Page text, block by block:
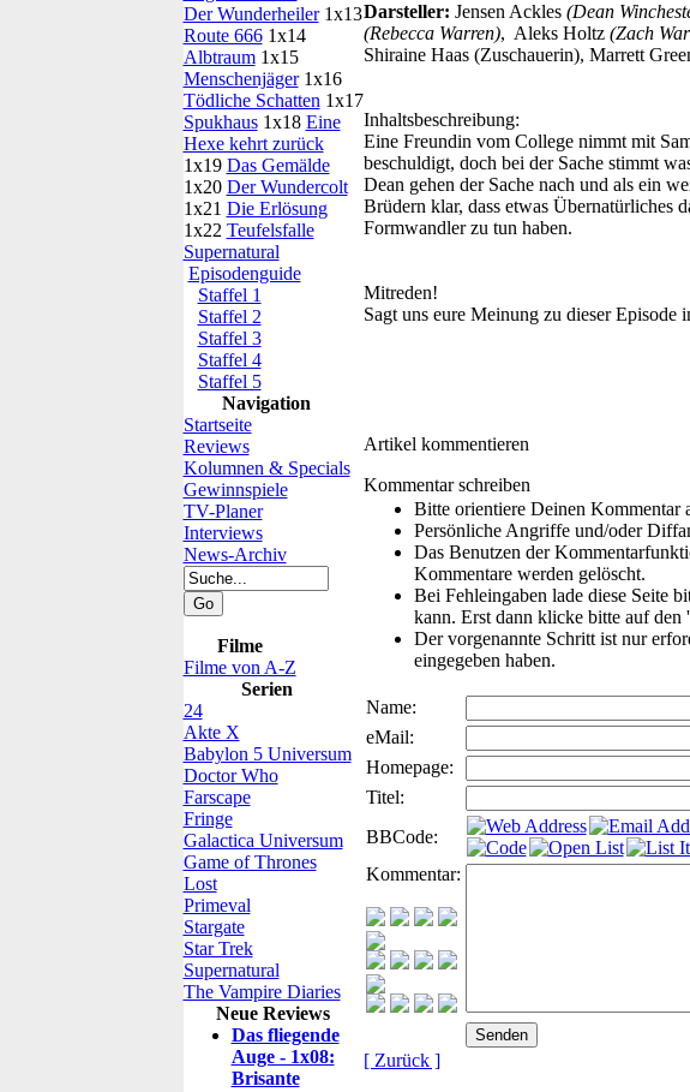
Der Wunderheiler1x13
Route 6661x14
Albtraum1x15
Menschenjäger1x16
Tödliche Schatten 1x17
Spukhaus1x18 Eine
Hexe kehrt zurück
1x19 Das Gemälde
1x20 Der Wundercolt
1x21 Die Erlösung
1x22 Teufelsfalle
Supernatural
Episodenguide
Staffel 1
Staffel 2
Staffel 3
Staffel 4
Staffel 5
Navigation
Startseite
Reviews
Kolumnen & Specials
Gewinnspiele
TV-Planer
Interviews
News-Archiv
Filme
Filme von A-Z
Serien
24
Akte X
Babylon 5 Universum
Doctor Who
Farscape
Fringe
Galactica Universum
Game of Thrones
Lost
Primeval
Stargate
Star Trek
Supernatural
The Vampire Diaries
Neue Reviews
Das fliegende
Auge - 1x08:
Brisante
Darsteller: Jensen Ackles (Dean
(Rebecca Warren), Aleks Holtz (Zach
Shiraine Haas (Zuschauerin), Marrett
Inhaltsbeschreibung:
Eine Freundin vom College nimmt mit
beschuldigt, doch bei der Sache stimmt
Dean gehen der Sache nach und als ein
Brüdern klar, dass etwas Übernatürliches
Formwandler zu tun haben.
Mitreden!
Sagt uns eure Meinung zu dieser Episode
Artikel kommentieren
Kommentar schreiben
Bitte orientiere Deinen Kommentar
Persönliche Angriffe und/oder
Das Benutzen der
Kommentare werden gelöscht.
Bei Fehleingaben lade diese Seite
kann. Erst dann klicke bitte auf den
Der vorgenannte Schritt ist nur
eingegeben haben.
Name:
eMail:
Homepage:
Titel:
BBCode:
Kommentar:
[ Zurück ]